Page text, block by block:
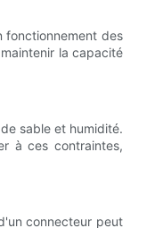
fonctionnement des
la capacité
sable et humidité.
à ces contraintes,
connecteur peut